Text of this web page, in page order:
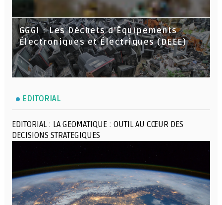
GGGI : Les Déchets d’Équipements
Électroniques et Électriques (DEEE)
EDITORIAL
EDITORIAL : LA GEOMATIQUE : OUTIL AU CŒUR DES
DECISIONS STRATEGIQUES